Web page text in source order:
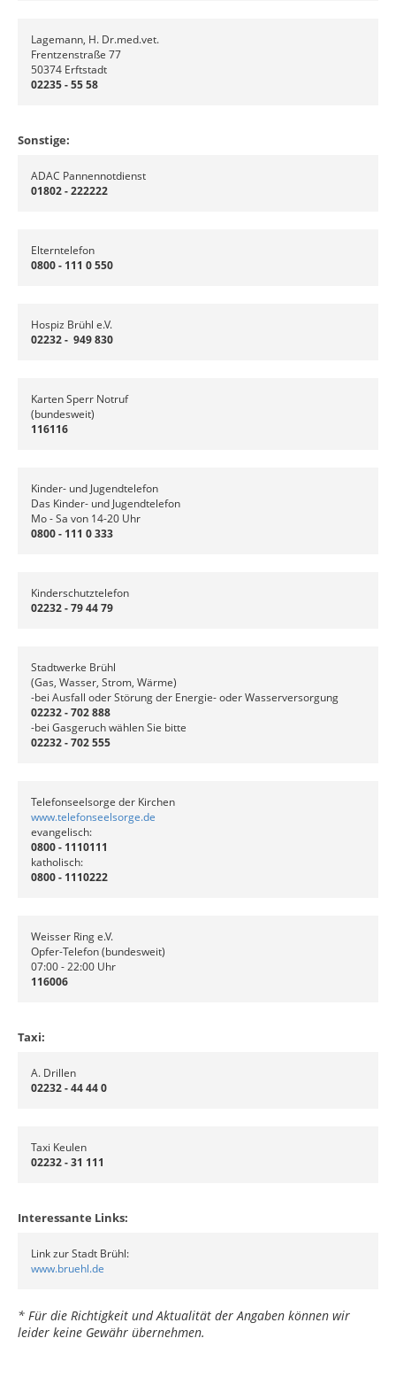
Lagemann, H. Dr.med.vet.
Frentzenstraße 77
50374 Erftstadt
02235 - 55 58
Sonstige:
ADAC Pannennotdienst
01802 - 222222
Elterntelefon
0800 - 111 0 550
Hospiz Brühl e.V.
02232 - 949 830
Karten Sperr Notruf
(bundesweit)
116116
Kinder- und Jugendtelefon
Das Kinder- und Jugendtelefon
Mo - Sa von 14-20 Uhr
0800 - 111 0 333
Kinderschutztelefon
02232 - 79 44 79
Stadtwerke Brühl
(Gas, Wasser, Strom, Wärme)
-bei Ausfall oder Störung der Energie- oder Wasserversorgung
02232 - 702 888
-bei Gasgeruch wählen Sie bitte
02232 - 702 555
Telefonseelsorge der Kirchen
www.telefonseelsorge.de
evangelisch:
0800 - 1110111
katholisch:
0800 - 1110222
Weisser Ring e.V.
Opfer-Telefon (bundesweit)
07:00 - 22:00 Uhr
116006
Taxi:
A. Drillen
02232 - 44 44 0
Taxi Keulen
02232 - 31 111
Interessante Links:
Link zur Stadt Brühl:
www.bruehl.de
* Für die Richtigkeit und Aktualität der Angaben können wir
leider keine Gewähr übernehmen.